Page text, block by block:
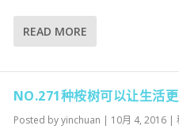
READ MORE
NO.271种桉树可以让生活更
Posted byyinchuan | 10月 4, 2016|